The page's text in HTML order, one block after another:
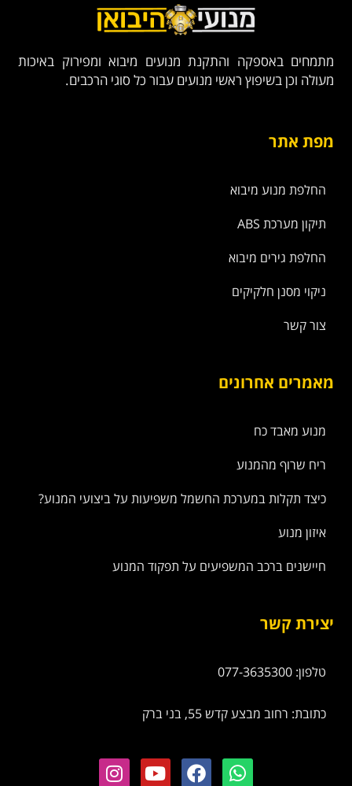
מתמחים באספקה והתקנת מנועים מיבוא ומפירוק באיכות
מעולה וכן בשיפוץ ראשי מנועים עבור כל סוגי הרכבים.
מפת אתר
החלפת מנוע מיבוא
תיקון מערכת ABS
החלפת גירים מיבוא
ניקוי מסנן חלקיקים
צור קשר
מאמרים אחרונים
מנוע מאבד כח
ריח שרוף מהמנוע
כיצד תקלות במערכת החשמל משפיעות על ביצועי המנוע?
איזון מנוע
חיישנים ברכב המשפיעים על תפקוד המנוע
יצירת קשר
טלפון: 077-3635300
כתובת: רחוב מבצע קדש 55, בני ברק